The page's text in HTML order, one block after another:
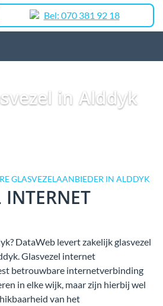
Bel: 070 381 92 18
in Alddyk
GLASVEZELAANBIEDER IN ALDDYK
INTERNET
DataWeb levert zakelijk glasvezel
Glasvezel internet
betrouwbare internetverbinding
in elke wijk, maar zijn hierbij wel
van het